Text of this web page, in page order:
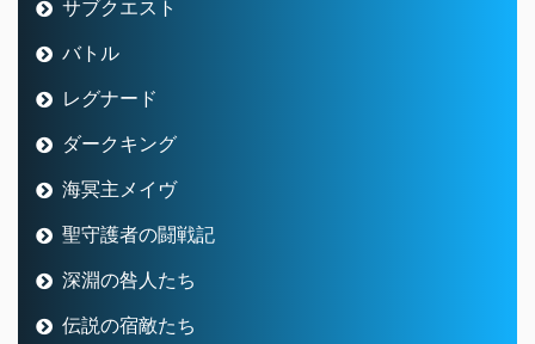
サブクエスト
バトル
レグナード
ダークキング
海冥主メイヴ
聖守護者の闘戦記
深淵の咎人たち
伝説の宿敵たち